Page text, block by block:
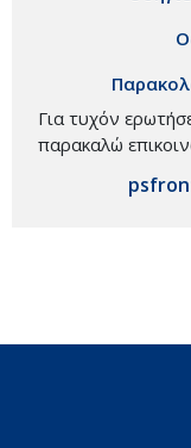
Για τυχόν
παρακαλώ